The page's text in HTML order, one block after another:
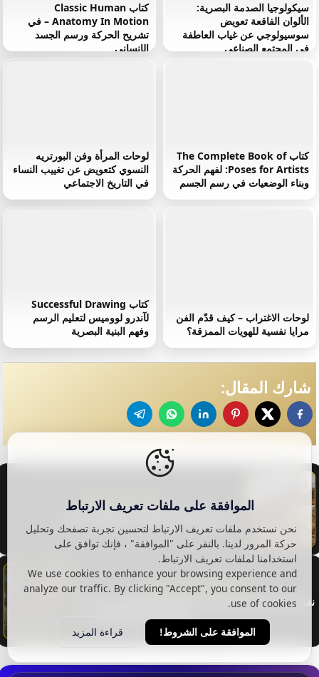
سيكولوجيا الصدمة البصرية:
الألوان الفاقعة تعويض
سوسيولوجي عن غياب العاطفة
في المجتمع الصناعي
كتاب Classic Human
Anatomy In Motion – في
تشريح الحركة ورسم الجسد
الإنساني
كتاب The Complete Book of
Poses for Artists: لفهم الحركة
وبناء الوضعيات في رسم الجسم
لوحات المرأة وفن البورتريه
النسوي كتعويض عن تغييب النساء
في التاريخ الاجتماعي
لوحات الاغتراب – كيف قدّم الفن
مرايا نفسية للهويات الممزقة؟
كتاب Successful Drawing
لآندرو لووميس لتعليم الرسم
وفهم البنية البصرية
شارك المقال:
المقال التالي NEXT
الفن والمجتمع: علاقة جدلية وتطور مستمر
PREVIOUS المقال السابق
نقد فلسفة كانط في الجمال: من الكونية الجمالية إلى الفن
المولّد بالذكاء الاصطناعي
الموافقة على ملفات تعريف الارتباط
نحن نستخدم ملفات تعريف الارتباط لتحسين تجربة تصفحك وتحليل
حركة المرور لدينا. بالنقر على "الموافقة" ، فإنك توافق على
استخدامنا لملفات تعريف الارتباط.
We use cookies to enhance your browsing experience and
analyze our traffic. By clicking "Accept", you consent to our
use of cookies.
الموافقة على الشروط! قراءة المزيد